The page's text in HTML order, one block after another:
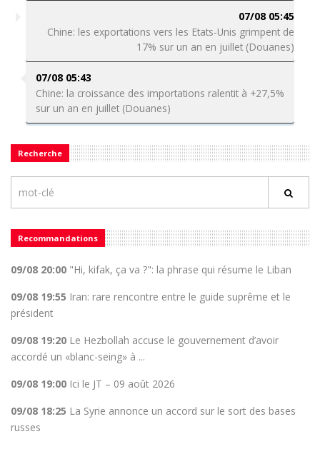
07/08 05:45
Chine: les exportations vers les Etats-Unis grimpent de
17% sur un an en juillet (Douanes)
07/08 05:43
Chine: la croissance des importations ralentit à +27,5%
sur un an en juillet (Douanes)
Recherche
Recommandations
09/08 20:00 "Hi, kifak, ça va ?": la phrase qui résume le Liban
09/08 19:55 Iran: rare rencontre entre le guide suprême et le
président
09/08 19:20 Le Hezbollah accuse le gouvernement d’avoir
accordé un «blanc-seing» à ...
09/08 19:00 Ici le JT – 09 août 2026
09/08 18:25 La Syrie annonce un accord sur le sort des bases
russes